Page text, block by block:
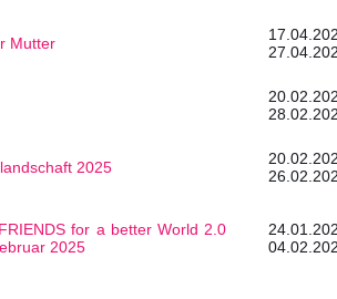
Mutter
2025
for a better World 2.0
2025